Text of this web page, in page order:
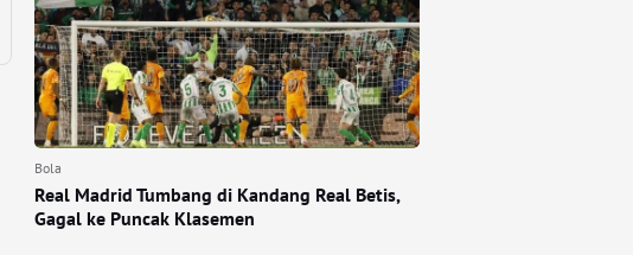
Bola
Real Madrid Tumbang di Kandang Real Betis,
Gagal ke Puncak Klasemen